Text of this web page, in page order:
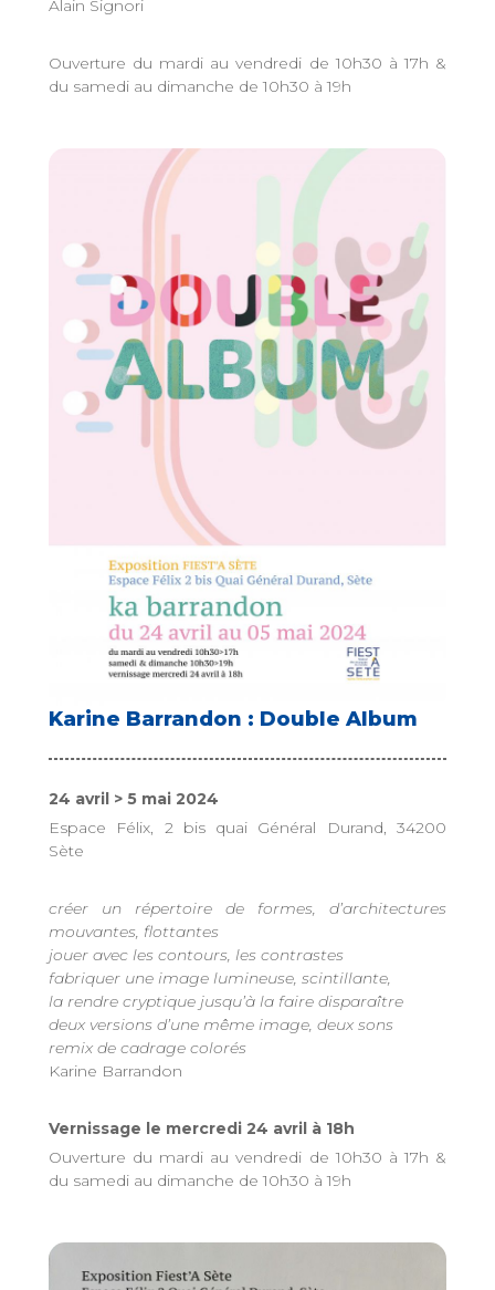
Alain Signori
Ouverture du mardi au vendredi de 10h30 à 17h &
du samedi au dimanche de 10h30 à 19h
Karine Barrandon : Double Album
24 avril > 5 mai 2024
Espace Félix, 2 bis quai Général Durand, 34200
Sète
créer un répertoire de formes, d’architectures
mouvantes, flottantes
jouer avec les contours, les contrastes
fabriquer une image lumineuse, scintillante,
la rendre cryptique jusqu’à la faire disparaître
deux versions d’une même image, deux sons
remix de cadrage colorés
Karine Barrandon
Vernissage le mercredi 24 avril à 18h
Ouverture du mardi au vendredi de 10h30 à 17h &
du samedi au dimanche de 10h30 à 19h